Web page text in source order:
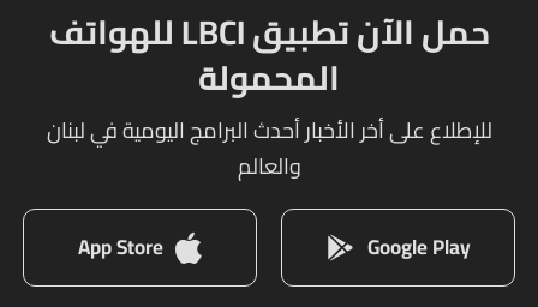
حمل الآن تطبيق LBCI للهواتف
المحمولة
للإطلاع على أخر الأخبار أحدث البرامج اليومية في لبنان
والعالم
Google Play
App Store